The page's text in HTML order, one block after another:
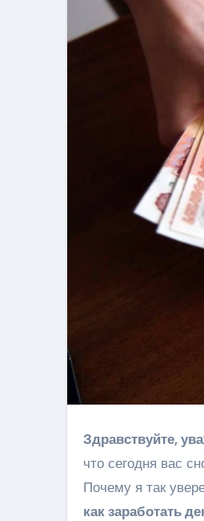
Здравствуйте,
что сегодня вас
Почему я так
как заработать